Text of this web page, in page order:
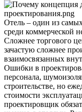
Отель – один из
среди коммерческой
Сложнее торгового
зачастую сложнее
взаимосвязанных
Ошибки в
персонала,
строительстве, но
стоимости
проектировщик